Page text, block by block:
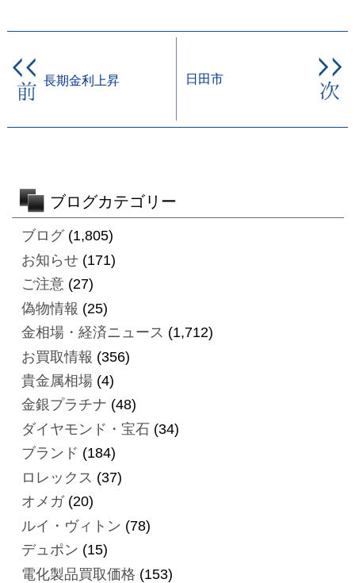
長期金利上昇 日田市
ブログカテゴリー
ブログ(1,805)
お知らせ(171)
ご注意(27)
偽物情報 (25)
金相場・経済ニュース (1,712)
お買取情報 (356)
貴金属相場(4)
金銀プラチナ (48)
ダイヤモンド・宝石(34)
ブランド (184)
ロレックス (37)
オメガ(20)
ルイ・ヴィトン (78)
デュポン (15)
電化製品買取価格 (153)